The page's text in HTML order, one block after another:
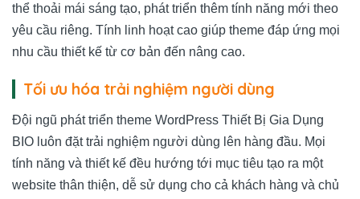
thể thoải mái sáng tạo, phát triển thêm tính năng mới theo
yêu cầu riêng. Tính linh hoạt cao giúp theme đáp ứng mọi
nhu cầu thiết kế từ cơ bản đến nâng cao.
Tối ưu hóa trải nghiệm người dùng
Đội ngũ phát triển theme WordPress Thiết Bị Gia Dụng
BIO luôn đặt trải nghiệm người dùng lên hàng đầu. Mọi
tính năng và thiết kế đều hướng tới mục tiêu tạo ra một
website thân thiện, dễ sử dụng cho cả khách hàng và chủ